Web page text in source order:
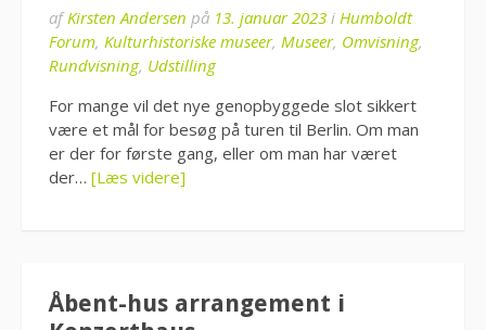
afKirsten Andersen på 13. januar 2023 i Humboldt
Forum, Kulturhistoriske museer, Museer, Omvisning,
Rundvisning, Udstilling
For mange vil det nye genopbyggede slot sikkert
være et mål for besøg på turen til Berlin. Om man
er der for første gang, eller om man har været
der… [Læs videre]
Åbent-hus arrangement i